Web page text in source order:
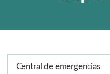
Central de emergencias